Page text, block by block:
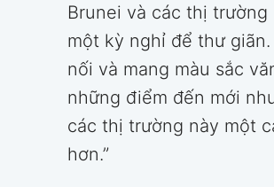
Brunei và các thị
một kỳ nghỉ để thư
nối và mang màu sắc
những điểm đến mới
các thị trường này một
hơn.”